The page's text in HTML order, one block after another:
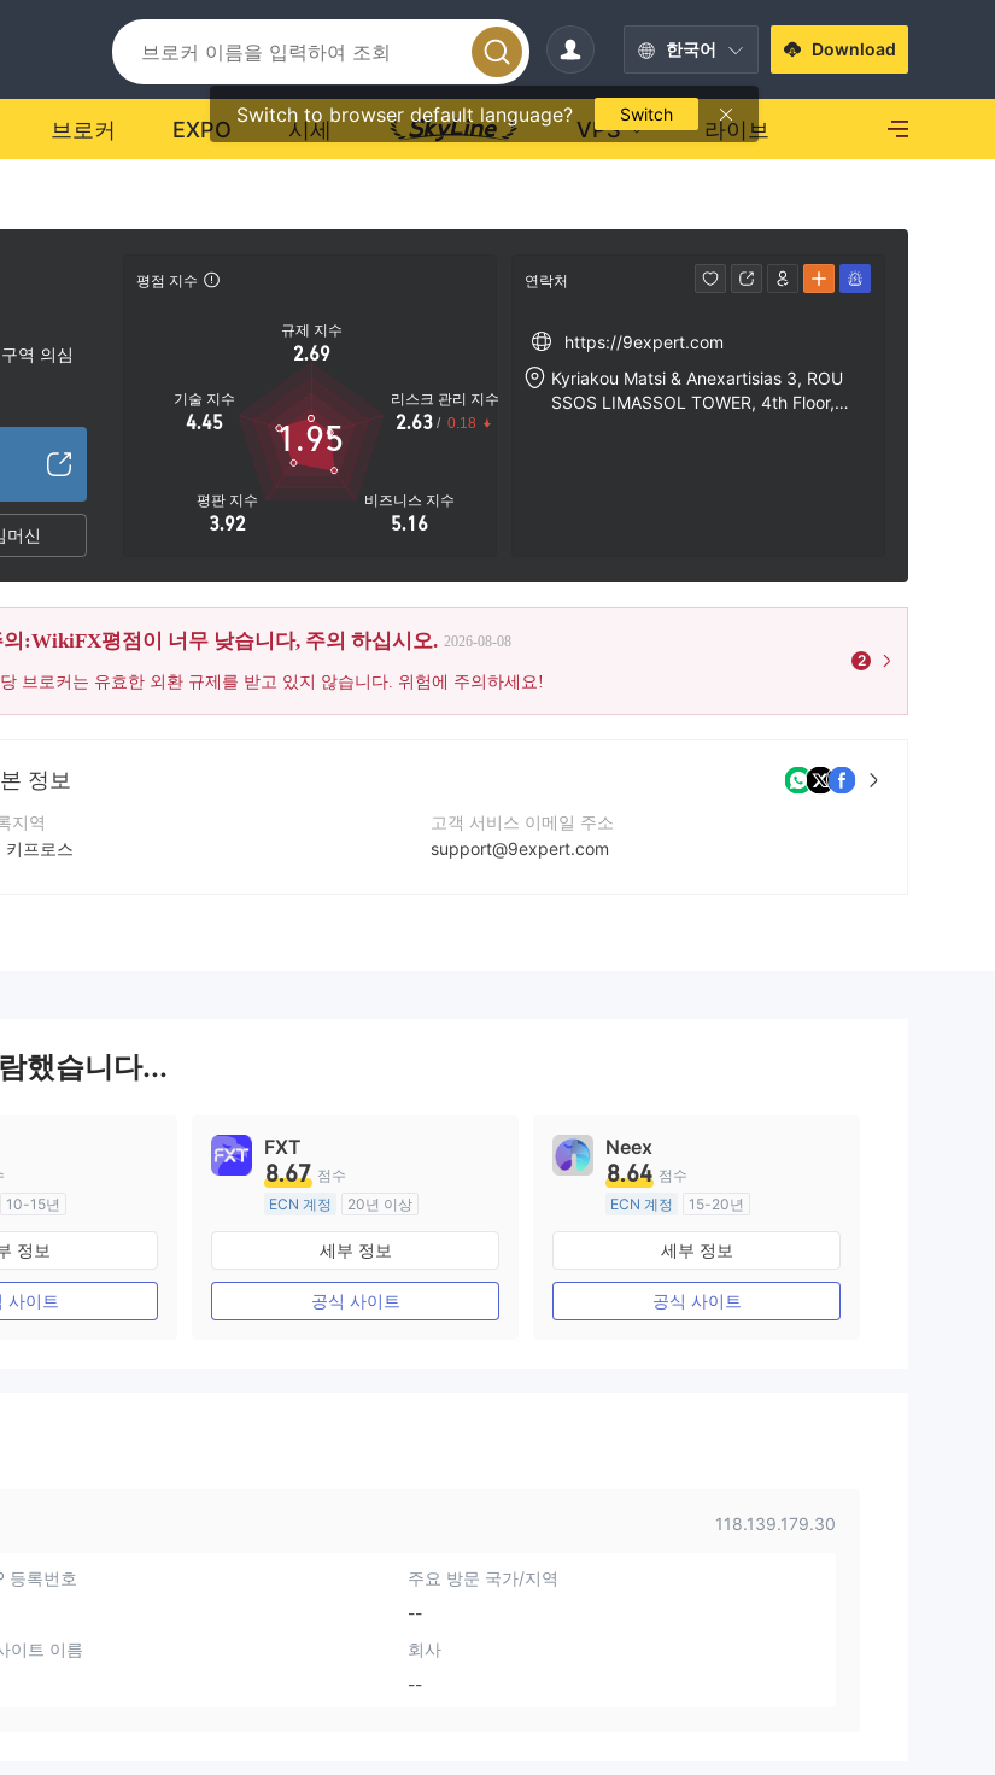
한국어
Switch to browser default language? Switch
Download
브로커 EXPO 시세 VPS 라이브
역 의심
머신
평점 지수
규제 지수
2.69
기술 지수
4.45
평판 지수
3.92
비즈니스 지수
5.16
리스크 관리 지수
2.63 / 0.18
1.95
연락처
https://9expert.com
Kyriakou Matsi & Anexartisias 3, ROU
SSOS LIMASSOL TOWER, 4th Floor, 3
의:WikiFX평점이 너무 낮습니다, 주의 하십시오. 2026-08-08
브로커는 유효한 외환 규제를 받고 있지 않습니다. 위험에 주의하세요!
2
정보
지역
키프로스
고객 서비스 이메일 주소
support@9expert.com
했습니다...
10-15년
이선스 (MM)
블 MT4
정보
사이트
FXT
8.67 점수
ECN 계정
20년 이상
호주 규제
외환 거래 라이선스 (MM)
마스터 레이블 MT4
세부 정보
공식 사이트
Neex
8.64 점수
ECN 계정
15-20년
호주 규제
외환 거래 라이선스 (MM)
마스터 레이블 MT4
세부 정보
공식 사이트
118.139.179.30
등록번호
주요 방문 국가/지역
--
이트 이름
회사
--